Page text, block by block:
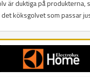
är duktiga på produkterna,
köksgolvet som passar